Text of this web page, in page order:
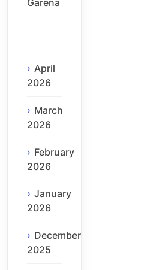
Garena
April
2026
March
2026
February
2026
January
2026
December
2025